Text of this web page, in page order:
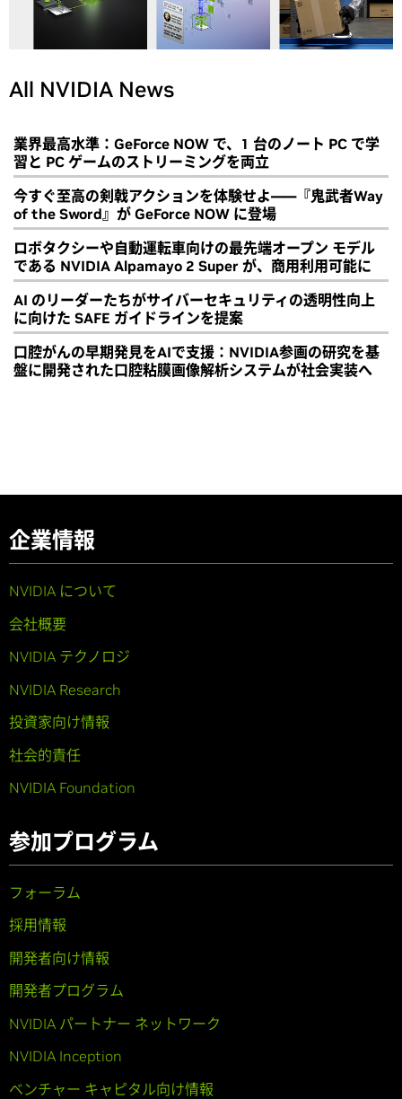
All NVIDIA News
業界最高水準：GeForce NOW で、1 台のノート PC で学
習と PC ゲームのストリーミングを両立
今すぐ至高の剣戟アクションを体験せよ――『鬼武者Way
of the Sword』が GeForce NOW に登場
ロボタクシーや自動運転車向けの最先端オープン モデル
である NVIDIA Alpamayo 2 Super が、商用利用可能に
AI のリーダーたちがサイバーセキュリティの透明性向上
に向けた SAFE ガイドラインを提案
口腔がんの早期発見をAIで支援：NVIDIA参画の研究を基
盤に開発された口腔粘膜画像解析システムが社会実装へ
企業情報
NVIDIA について
会社概要
NVIDIA テクノロジ
NVIDIA Research
投資家向け情報
社会的責任
NVIDIA Foundation
参加プログラム
フォーラム
採用情報
開発者向け情報
開発者プログラム
NVIDIA パートナー ネットワーク
NVIDIA Inception
ベンチャー キャピタル向け情報